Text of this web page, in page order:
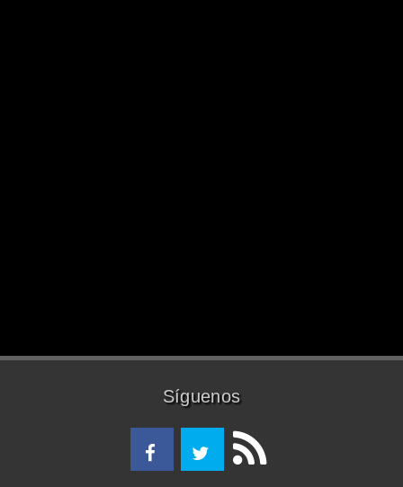
Síguenos